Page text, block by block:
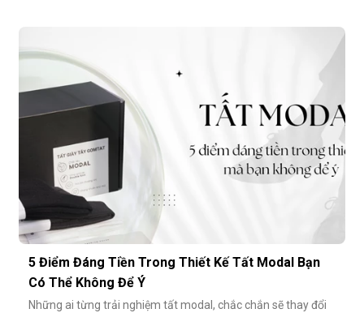
5 Điểm Đáng Tiền Trong Thiết Kế Tất Modal Bạn
Có Thể Không Để Ý
Những ai từng trải nghiệm tất modal, chắc chắn sẽ thay đổi